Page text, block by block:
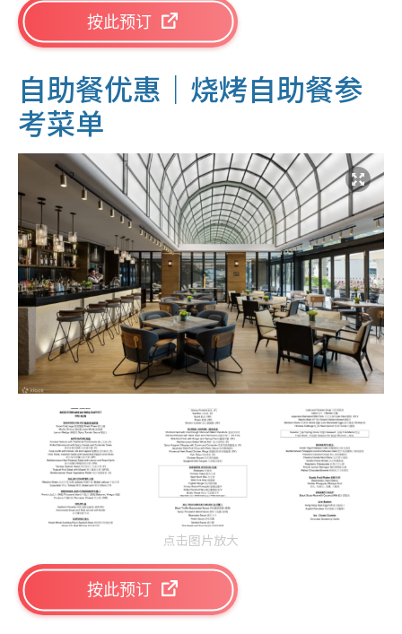
按此预订
自助餐优惠｜ 烧烤自助餐参
考菜单
点击图片放大
按此预订